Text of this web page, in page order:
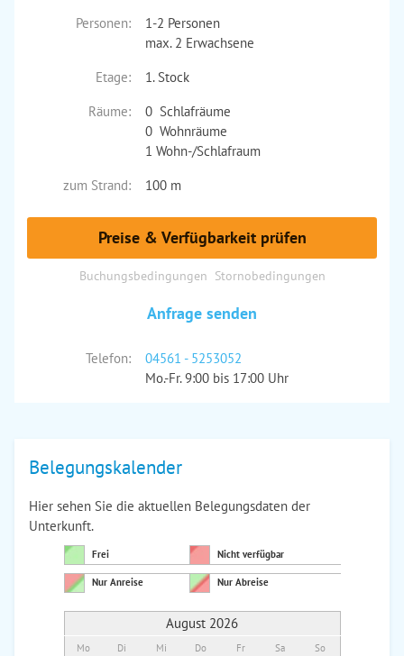
Personen:
1-2 Personen
max. 2 Erwachsene
Etage:
1. Stock
Räume:
0 Schlafräume
0 Wohnräume
1 Wohn-/Schlafraum
zum Strand:
100 m
Preise & Verfügbarkeit prüfen
Buchungsbedingungen Stornobedingungen
Anfrage senden
Telefon:
04561 - 5253052
Mo.-Fr. 9:00 bis 17:00 Uhr
Belegungskalender
Hier sehen Sie die aktuellen Belegungsdaten der
Unterkunft.
Frei Nicht verfügbar
Nur Anreise Nur Abreise
August 2026
Mo Di Mi Do Fr Sa So